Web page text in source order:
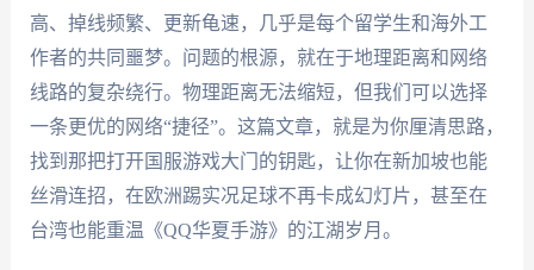
高、掉线频繁、更新龟速，几乎是每个留学生和海外工
作者的共同噩梦。问题的根源，就在于地理距离和网络
线路的复杂绕行。物理距离无法缩短，但我们可以选择
一条更优的网络“捷径”。这篇文章，就是为你厘清思路，
找到那把打开国服游戏大门的钥匙，让你在新加坡也能
丝滑连招，在欧洲踢实况足球不再卡成幻灯片，甚至在
台湾也能重温《QQ华夏手游》的江湖岁月。